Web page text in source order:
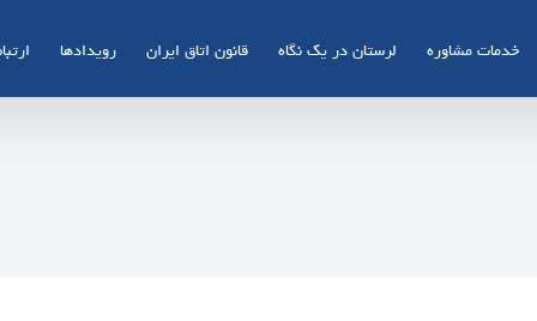
خدمات مشاوره لرستان در یک نگاه قانون اتاق ایران رویدادها